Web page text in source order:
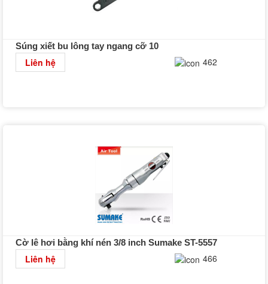
Súng xiết bu lông tay ngang cỡ 10
Liên hệ 462
Cờ lê hơi bằng khí nén 3/8 inch Sumake ST-5557
Liên hệ 466